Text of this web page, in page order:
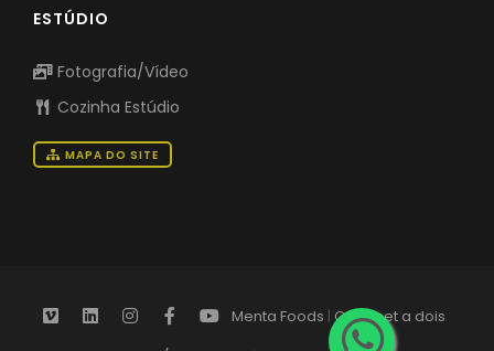
ESTÚDIO
Fotografia/Vídeo
Cozinha Estúdio
MAPA DO SITE
Menta Foods | Gourmet a dois